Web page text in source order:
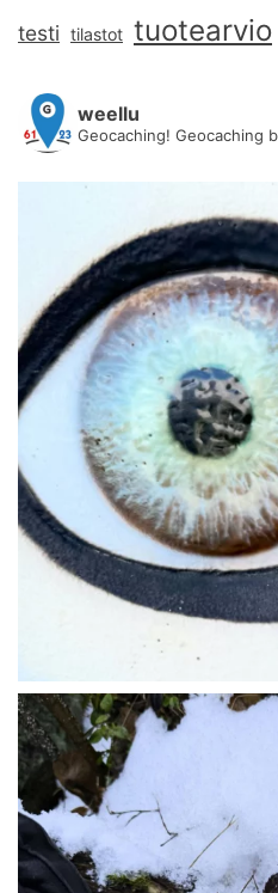
testi tilastot tuotearvio
weellu
Geocaching! Geocaching